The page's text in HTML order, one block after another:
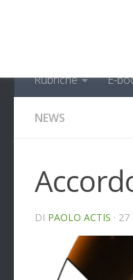
Rubriche E-
NEWS
DI PAOLO ACTIS · 27